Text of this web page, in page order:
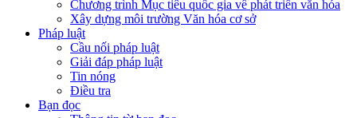
Chương trình Mục tiêu quốc gia về phát triển văn hóa
Xây dựng môi trường Văn hóa cơ sở
Pháp luật
Cầu nối pháp luật
Giải đáp pháp luật
Tin nóng
Điều tra
Bạn đọc